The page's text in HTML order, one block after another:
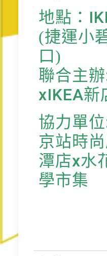
地點：
(捷運小
口)
聯合主
xIKEA新
協力單
京站時
潭店x水
學市集